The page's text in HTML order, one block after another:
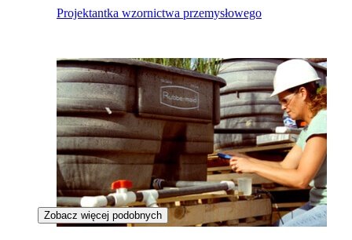
Projektantka wzornictwa przemysłowego
Zobacz więcej podobnych